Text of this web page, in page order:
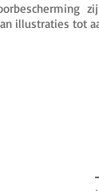
illustraties tot